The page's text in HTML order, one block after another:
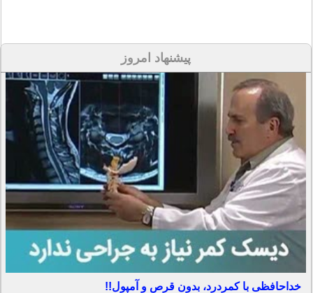
پیشنهاد امروز
خداحافظی با کمردرد، بدون قرص و آمپول!!